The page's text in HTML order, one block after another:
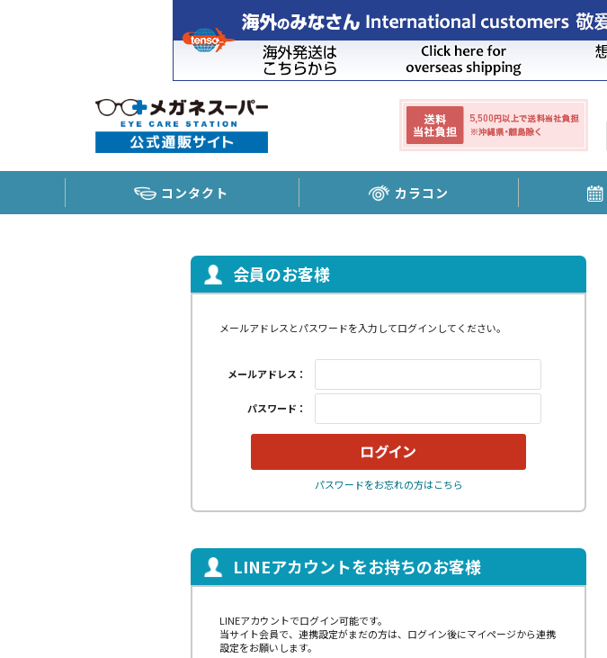
コンタクト カラコン
会員のお客様
メールアドレスとパスワードを入力してログインしてください。
メールアドレス：
パスワード：
パスワードをお忘れの方はこちら
LINEアカウントをお持ちのお客様
LINEアカウントでログイン可能です。
当サイト会員で、連携設定がまだの方は、ログイン後にマイページから連携
設定をお願いします。